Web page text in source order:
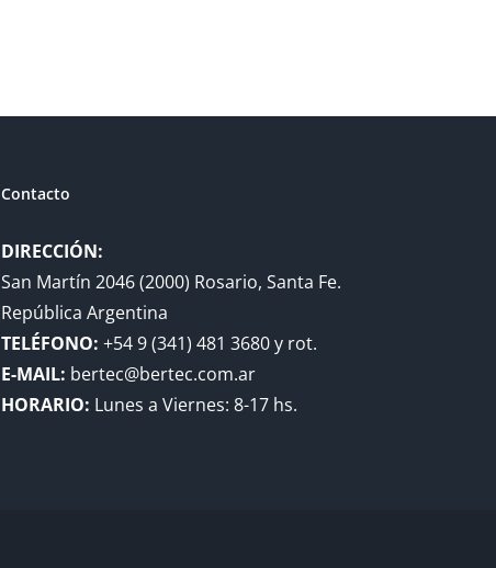
Contacto
DIRECCIÓN:
San Martín 2046 (2000) Rosario, Santa Fe.
República Argentina
TELÉFONO: +54 9 (341) 481 3680 y rot.
E-MAIL: bertec@bertec.com.ar
HORARIO: Lunes a Viernes: 8-17 hs.